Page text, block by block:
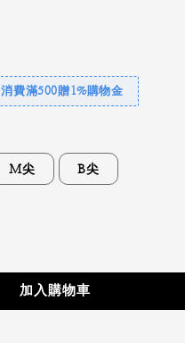
消費滿500贈1%購物金
M尖 B尖
加入購物車